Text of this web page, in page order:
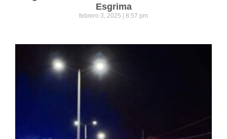
Esgrima
febrero 3, 2025 8:57 pm